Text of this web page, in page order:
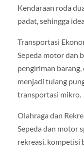
Kendaraan roda
padat, sehingga
Transportasi
Sepeda motor dan
pengiriman
menjadi tulang
transportasi mikro.
Olahraga dan
Sepeda dan motor
rekreasi, kompetisi